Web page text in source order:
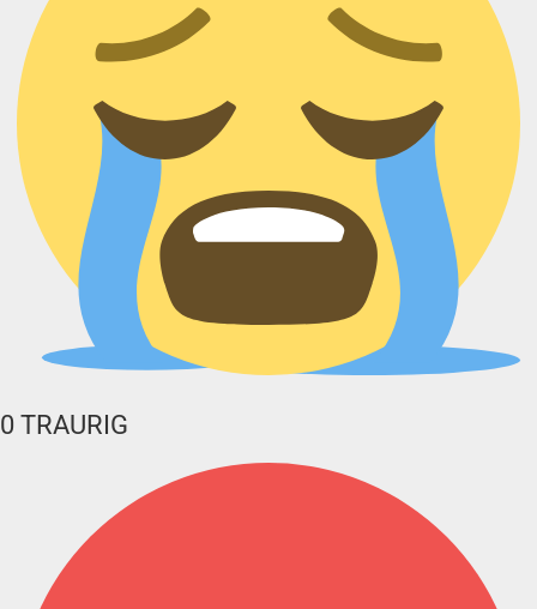
0 TRAURIG